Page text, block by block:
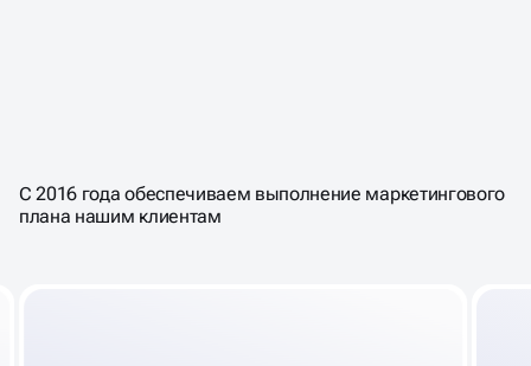
И ПОЧЕМУ
БЕЗ НЕЁ НЕ ОБОЙТИСЬ
С 2016 года обеспечиваем выполнение маркетингового
плана нашим клиентам